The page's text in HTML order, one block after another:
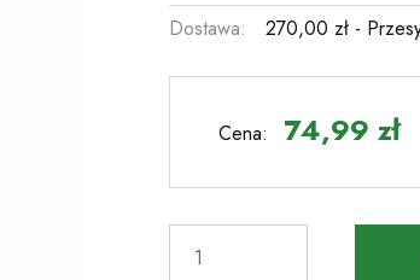
Dostawa:
270,00 zł -
płatności
Cena: 74,99 zł